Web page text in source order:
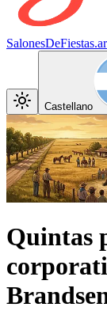
SalonesDeFiestas.ar
Castellano
Quintas